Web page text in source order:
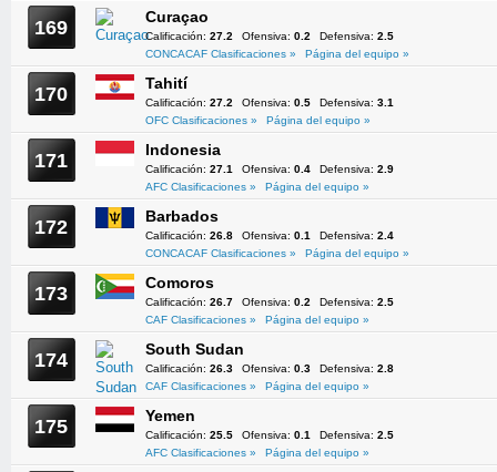
169 Curaçao
Calificación: 27.2 Ofensiva: 0.2 Defensiva: 2.5
CONCACAF Clasificaciones »
Página del equipo »
170 Tahití
Calificación: 27.2 Ofensiva: 0.5 Defensiva: 3.1
OFC Clasificaciones »
Página del equipo »
171 Indonesia
Calificación: 27.1 Ofensiva: 0.4 Defensiva: 2.9
AFC Clasificaciones »
Página del equipo »
172 Barbados
Calificación: 26.8 Ofensiva: 0.1 Defensiva: 2.4
CONCACAF Clasificaciones »
Página del equipo »
173 Comoros
Calificación: 26.7 Ofensiva: 0.2 Defensiva: 2.5
CAF Clasificaciones »
Página del equipo »
174 South Sudan
Calificación: 26.3 Ofensiva: 0.3 Defensiva: 2.8
CAF Clasificaciones »
Página del equipo »
175 Yemen
Calificación: 25.5 Ofensiva: 0.1 Defensiva: 2.5
AFC Clasificaciones »
Página del equipo »